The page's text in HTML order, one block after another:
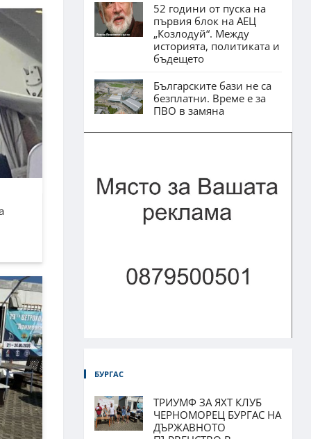
52 години от пуска на
първия блок на АЕЦ
„Козлодуй“. Между
историята, политиката и
бъдещето
Българските бази не са
безплатни. Време е за
ПВО в замяна
БУРГАС
ТРИУМФ ЗА ЯХТ КЛУБ
ЧЕРНОМОРЕЦ БУРГАС НА
ДЪРЖАВНОТО